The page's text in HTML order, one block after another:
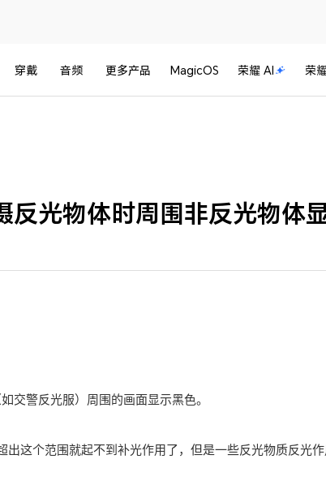
穿戴 音频 更多产品 MagicOS 荣耀 AI 荣
反光物体时周围非反光物体
交警反光服）周围的画面显示黑色。
出这个范围就起不到补光作用了，但是一些反光物质反光